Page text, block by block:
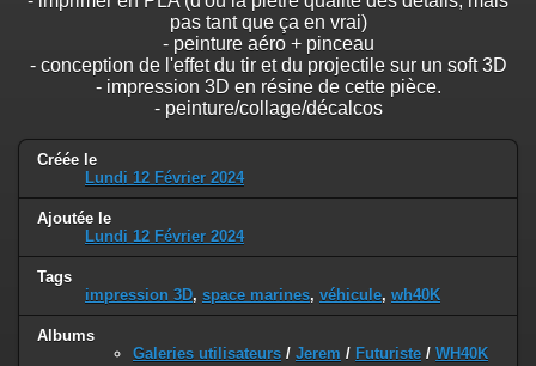
pas tant que ça en vrai)
- peinture aéro + pinceau
- conception de l'effet du tir et du projectile sur un soft 3D
- impression 3D en résine de cette pièce.
- peinture/collage/décalcos
Créée le
Lundi 12 Février 2024
Ajoutée le
Lundi 12 Février 2024
Tags
impression 3D, space marines, véhicule, wh40K
Albums
Galeries utilisateurs / Jerem / Futuriste / WH40K